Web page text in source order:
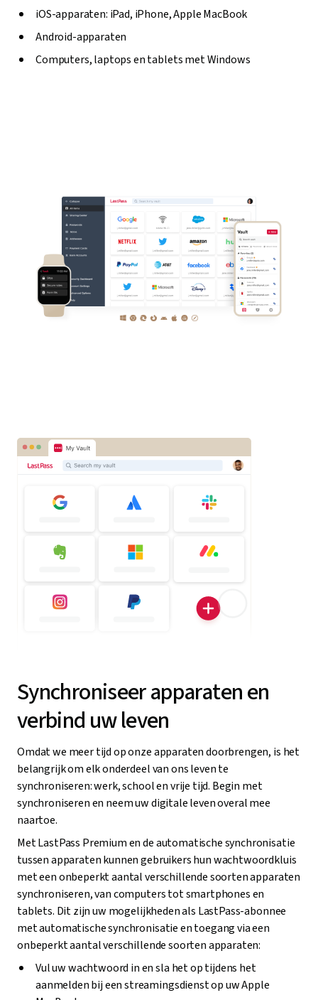
iOS-apparaten: iPad, iPhone, Apple MacBook
Android-apparaten
Computers, laptops en tablets met Windows
Synchroniseer apparaten en
verbind uw leven
Omdat we meer tijd op onze apparaten doorbrengen, is het
belangrijk om elk onderdeel van ons leven te
synchroniseren: werk, school en vrije tijd. Begin met
synchroniseren en neem uw digitale leven overal mee
naartoe.
Met LastPass Premium en de automatische synchronisatie
tussen apparaten kunnen gebruikers hun wachtwoordkluis
met een onbeperkt aantal verschillende soorten apparaten
synchroniseren, van computers tot smartphones en
tablets. Dit zijn uw mogelijkheden als LastPass-abonnee
met automatische synchronisatie en toegang via een
onbeperkt aantal verschillende soorten apparaten:
Vul uw wachtwoord in en sla het op tijdens het
aanmelden bij een streamingsdienst op uw Apple